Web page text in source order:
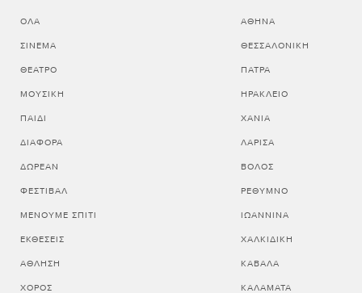
ΌΛΑ
ΣΙΝΕΜΆ
ΘΈΑΤΡΟ
ΜΟΥΣΙΚΉ
ΠΑΙΔΊ
ΔΙΆΦΟΡΑ
ΔΩΡΕΆΝ
ΦΕΣΤΙΒΆΛ
ΜΈΝΟΥΜΕ ΣΠΊΤΙ
ΕΚΘΈΣΕΙΣ
ΆΘΛΗΣΗ
ΧΟΡΌΣ
ΑΘΗΝΑ
ΘΕΣΣΑΛΟΝΙΚΗ
ΠΑΤΡΑ
ΗΡΑΚΛΕΙΟ
ΧΑΝΙΑ
ΛΑΡΙΣΑ
ΒΟΛΟΣ
ΡΕΘΥΜΝΟ
ΙΩΑΝΝΙΝΑ
ΧΑΛΚΙΔΙΚΗ
ΚΑΒΑΛΑ
ΚΑΛΑΜΑΤΑ